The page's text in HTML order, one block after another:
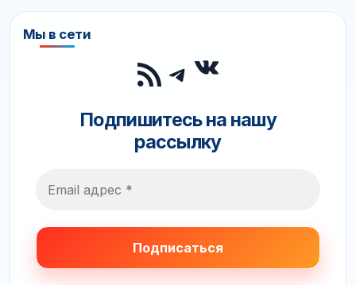
Мы в сети
RSS-лента
Telegram
ВКонтакте
Подпишитесь на нашу
рассылку